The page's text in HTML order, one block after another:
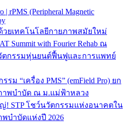
| rPMS (Peripheral Magnetic
วยเทคโนโลยีกายภาพสมัยใหม่
Summit with Fourier Rehab ณ
วัตกรรมหุ่นยนต์ฟื้นฟูและการแพทย์
รม “เครื่อง PMS” (emField Pro) ยก
าพบำบัด ณ ม.แม่ฟ้าหลวง
! STP โชว์นวัตกรรมแห่งอนาคตใน
บำบัดแห่งปี 2026